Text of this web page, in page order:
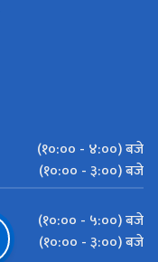
(१०:०० - ४:००) बजे
(१०:०० - ३:००) बजे
(१०:०० - ५:००) बजे
(१०:०० - ३:००) बजे